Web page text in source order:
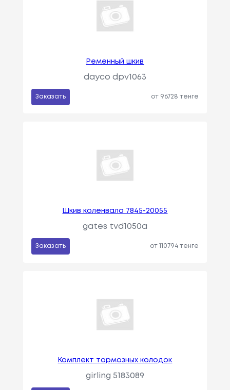
Ременный шкив
dayco dpv1063
Заказать от 96728 тенге
Шкив коленвала 7845-20055
gates tvd1050a
Заказать от 110794 тенге
Комплект тормозных колодок
girling 5183089